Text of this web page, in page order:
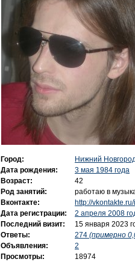
Город:
Нижний
Дата рождения:
3 мая 1984 года
Возраст:
42
Род занятий:
работаю в
Вконтакте:
http://
Дата регистрации:
2 апреля 2008
Последний визит:
15 января 2023
Ответы:
274 (примерно
Объявления:
2
Просмотры:
18974